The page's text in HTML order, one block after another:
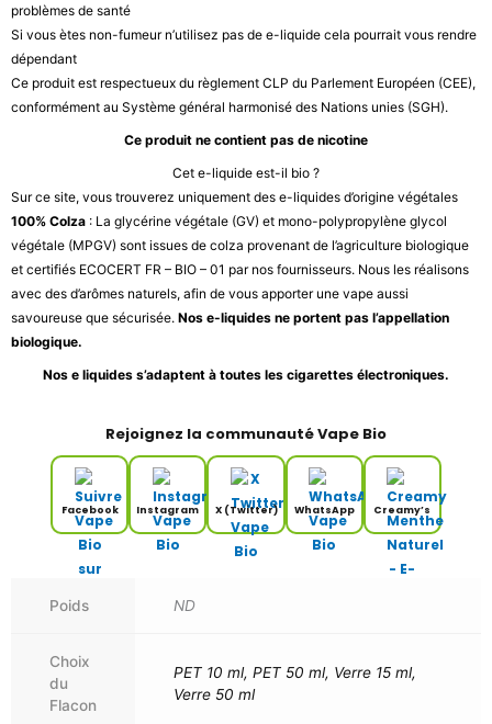
problèmes de santé
Si vous ètes non-fumeur n’utilisez pas de e-liquide cela pourrait vous rendre
dépendant
Ce produit est respectueux du règlement CLP du Parlement Européen (CEE),
conformément au Système général harmonisé des Nations unies (SGH).
Ce produit ne contient pas de nicotine
Cet e-liquide est-il bio ?
Sur ce site, vous trouverez uniquement des e-liquides d’origine végétales
100% Colza : La glycérine végétale (GV) et mono-polypropylène glycol
végétale (MPGV) sont issues de colza provenant de l’agriculture biologique
et certifiés ECOCERT FR – BIO – 01 par nos fournisseurs. Nous les réalisons
avec des d’arômes naturels, afin de vous apporter une vape aussi
savoureuse que sécurisée. Nos e-liquides ne portent pas l’appellation
biologique.
Nos e liquides s’adaptent à toutes les cigarettes électroniques.
Rejoignez la communauté Vape Bio
Facebook Instagram X (Twitter) WhatsApp Creamy’s
Poids ND
Choix
du
Flacon
PET 10 ml, PET 50 ml, Verre 15 ml,
Verre 50 ml